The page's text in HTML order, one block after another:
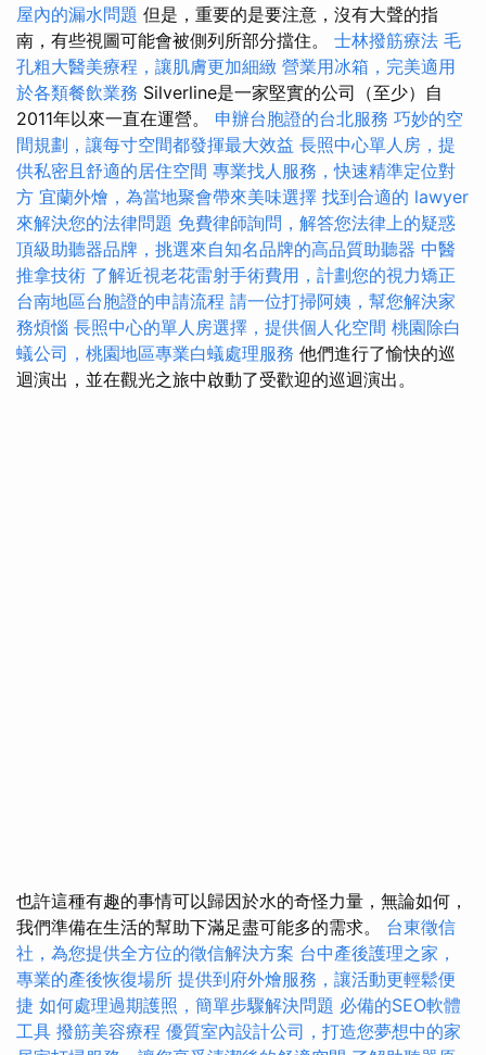
屋內的漏水問題 但是，重要的是要注意，沒有大聲的​​指
南，有些視圖可能會被側列所部分擋住。 士林撥筋療法 毛
孔粗大醫美療程，讓肌膚更加細緻 營業用冰箱，完美適用
於各類餐飲業務 Silverline是一家堅實的公司（至少）自
2011年以來一直在運營。 申辦台胞證的台北服務 巧妙的空
間規劃，讓每寸空間都發揮最大效益 長照中心單人房，提
供私密且舒適的居住空間 專業找人服務，快速精準定位對
方 宜蘭外燴，為當地聚會帶來美味選擇 找到合適的 lawyer
來解決您的法律問題 免費律師詢問，解答您法律上的疑惑
頂級助聽器品牌，挑選來自知名品牌的高品質助聽器 中醫
推拿技術 了解近視老花雷射手術費用，計劃您的視力矯正
台南地區台胞證的申請流程 請一位打掃阿姨，幫您解決家
務煩惱 長照中心的單人房選擇，提供個人化空間 桃園除白
蟻公司，桃園地區專業白蟻處理服務 他們進行了愉快的巡
迴演出，並在觀光之旅中啟動了受歡迎的巡迴演出。
也許這種有趣的事情可以歸因於水的奇怪力量，無論如何，
我們準備在生活的幫助下滿足盡可能多的需求。 台東徵信
社，為您提供全方位的徵信解決方案 台中產後護理之家，
專業的產後恢復場所 提供到府外燴服務，讓活動更輕鬆便
捷 如何處理過期護照，簡單步驟解決問題 必備的SEO軟體
工具 撥筋美容療程 優質室內設計公司，打造您夢想中的家